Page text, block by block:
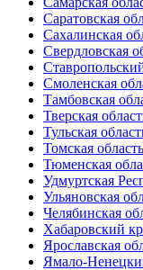
Саратовская
Сахалинская
Свердловская
Смоленская
Тамбовская
Тверская
Тульская
Томская область
Тюменская
Удмуртская
Ульяновская
Челябинская
Хабаровский
Ярославская
Ямало-